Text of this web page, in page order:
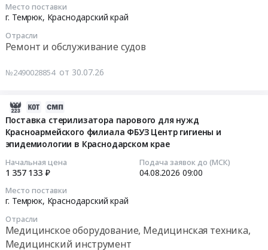
Место поставки
г. Темрюк, Краснодарский край
Отрасли
Ремонт и обслуживание судов
№2490028854 от 30.07.26
Поставка стерилизатора парового для нужд
Красноармейского филиала ФБУЗ Центр гигиены и
эпидемиологии в Краснодарском крае
Начальная цена
1 357 133 ₽
Подача заявок до (МСК)
04.08.2026 09:00
Место поставки
г. Темрюк, Краснодарский край
Отрасли
Медицинское оборудование, Медицинская техника,
Медицинский инструмент